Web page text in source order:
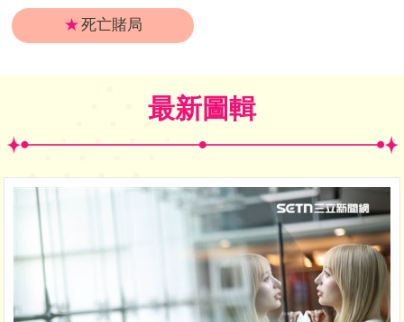
★死亡賭局
最新圖輯